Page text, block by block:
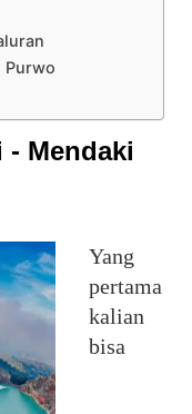
Purwo
- Mendaki
Yang
pertama
kalian
bisa